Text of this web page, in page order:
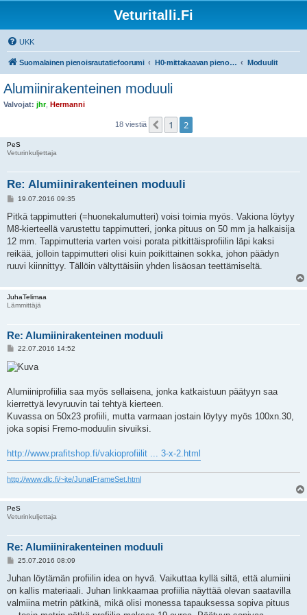
Veturitalli.Fi
UKK
Suomalainen pienoisrautatiefoorumi H0-mittakaavan pienoisrautatiet Moduulit
Alumiinirakenteinen moduuli
Valvojat: jhr, Hermanni
18 viestiä Edellinen
1 2
PeS
Veturinkuljettaja
Re: Alumiinirakenteinen moduuli
V
e
t
i
19.07.2016 09:35
Pitkä tappimutteri (=huonekalumutteri) voisi toimia myös. Vakiona löytyy
M8-kierteellä varustettu tappimutteri, jonka pituus on 50 mm ja halkaisija
12 mm. Tappimutteria varten voisi porata pitkittäisprofiilin läpi kaksi
reikää, jolloin tappimutteri olisi kuin poikittainen sokka, johon päädyn
ruuvi kiinnittyy. Tällöin vältyttäisiin yhden lisäosan teettämiseltä.
JuhaTelimaa
Lämmittäjä
Re: Alumiinirakenteinen moduuli
V
e
s
i
22.07.2016 14:52
Alumiiniprofiilia saa myös sellaisena, jonka katkaistuun päätyyn saa
kierrettyä levyruuvin tai tehtyä kierteen.
Kuvassa on 50x23 profiili, mutta varmaan jostain löytyy myös 100xn.30,
joka sopisi Fremo-moduulin sivuiksi.
http://www.prafitshop.fi/vakioprofiilit ... 3-x-2.html
http://www.dlc.fi/~jte/JunatFrameSet.html
PeS
Veturinkuljettaja
Re: Alumiinirakenteinen moduuli
V
e
t
i
25.07.2016 08:09
Juhan löytämän profiilin idea on hyvä. Vaikuttaa kyllä siltä, että alumiini
on kallis materiaali. Juhan linkkaamaa profiilia näyttää olevan saatavilla
valmiina metrin pätkinä, mikä olisi monessa tapauksessa sopiva pituus